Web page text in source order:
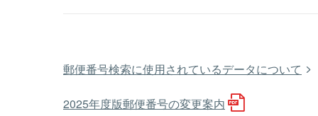
郵便番号検索に使用されているデータについて
2025年度版郵便番号の変更案内